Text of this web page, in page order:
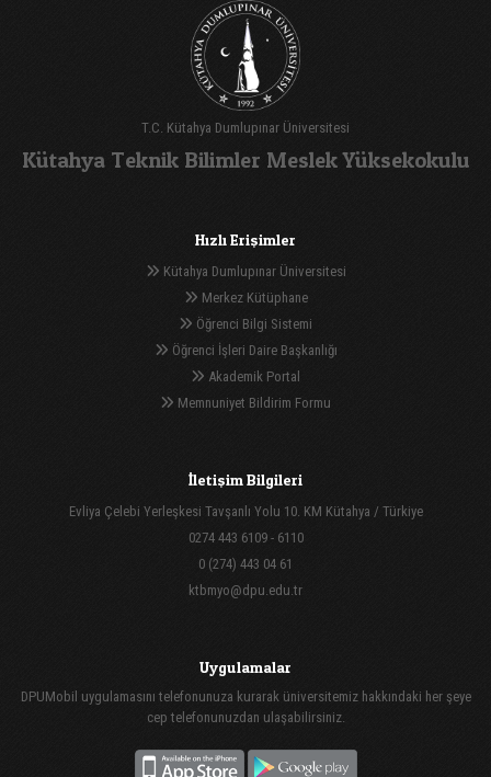
T.C. Kütahya Dumlupınar Üniversitesi
Kütahya Teknik Bilimler Meslek Yüksekokulu
Hızlı Erişimler
Kütahya Dumlupınar Üniversitesi
Merkez Kütüphane
Öğrenci Bilgi Sistemi
Öğrenci İşleri Daire Başkanlığı
Akademik Portal
Memnuniyet Bildirim Formu
İletişim Bilgileri
Evliya Çelebi Yerleşkesi Tavşanlı Yolu 10. KM Kütahya / Türkiye
0274 443 6109 - 6110
0 (274) 443 04 61
ktbmyo@dpu.edu.tr
Uygulamalar
DPUMobil uygulamasını telefonunuza kurarak üniversitemiz hakkındaki her şeye
cep telefonunuzdan ulaşabilirsiniz.